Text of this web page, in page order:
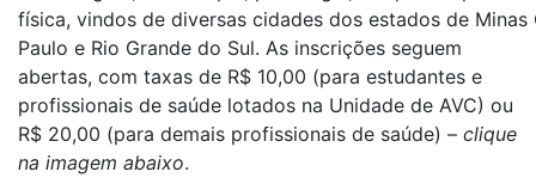
física, vindos de diversas cidades dos estados de Minas
Paulo e Rio Grande do Sul. As inscrições seguem
abertas, com taxas de R$ 10,00 (para estudantes e
profissionais de saúde lotados na Unidade de AVC) ou
R$ 20,00 (para demais profissionais de saúde) – clique
na imagem abaixo.